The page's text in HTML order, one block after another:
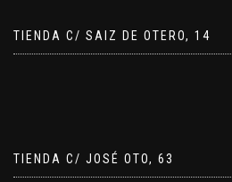
TIENDA C/ SAIZ DE OTERO, 14
TIENDA C/ JOSÉ OTO, 63